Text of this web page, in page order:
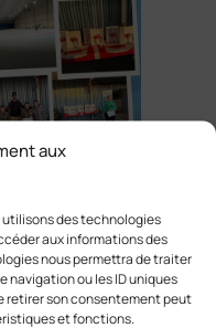
aux
utilisons des technologies
aux informations des
nous permettra de traiter
navigation ou les ID uniques
retirer son consentement peut
et fonctions.